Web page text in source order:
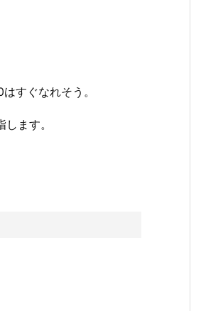
すぐなれそう。
ます。